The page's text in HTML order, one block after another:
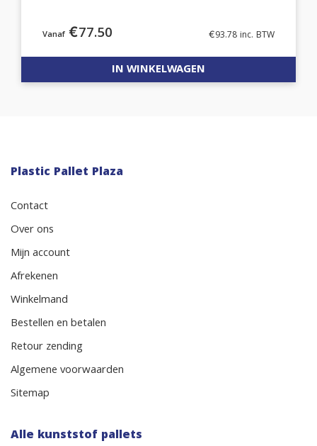
€77.50 €93.78 inc. BTW
IN WINKELWAGEN
Plastic Pallet Plaza
Contact
Over ons
Mijn account
Afrekenen
Winkelmand
Bestellen en betalen
Retour zending
Algemene voorwaarden
Sitemap
Alle kunststof pallets